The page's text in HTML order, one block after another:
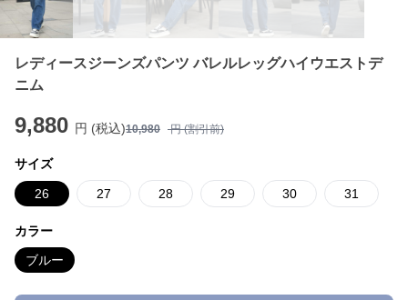
レディースジーンズパンツ バレルレッグハイウエストデ
ニム
9,880 円 (税込)10,980 円 (割引前)
サイズ
26 27 28 29 30 31
カラー
ブルー